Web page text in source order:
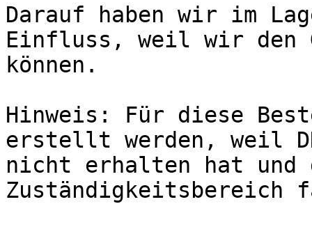
Darauf haben wir im
Einfluss, weil wir den
können.
Hinweis: Für diese
erstellt werden, weil
nicht erhalten hat und